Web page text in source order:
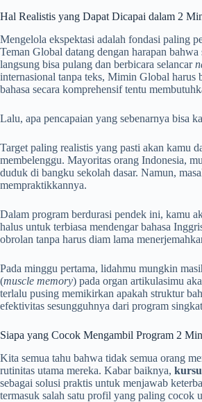
Hal Realistis yang Dapat Dicapai dalam 2
Mengelola ekspektasi adalah fondasi paling
Teman Global datang dengan harapan
langsung bisa pulang dan berbicara selancar
internasional tanpa teks, Mimin Global harus
bahasa secara komprehensif tentu
Lalu, apa pencapaian yang sebenarnya bisa
Target paling realistis yang pasti akan kamu
membelenggu. Mayoritas orang Indonesia,
duduk di bangku sekolah dasar. Namun,
mempraktikkannya.
Dalam program berdurasi pendek ini, kamu
halus untuk terbiasa mendengar bahasa
obrolan tanpa harus diam lama
Pada minggu pertama, lidahmu mungkin
(muscle memory) pada organ artikulasimu
terlalu pusing memikirkan apakah struktur
efektivitas sesungguhnya dari program
Siapa yang Cocok Mengambil Program 2
Kita semua tahu bahwa tidak semua orang
rutinitas utama mereka. Kabar baiknya,
sebagai solusi praktis untuk menjawab
termasuk salah satu profil yang paling cocok